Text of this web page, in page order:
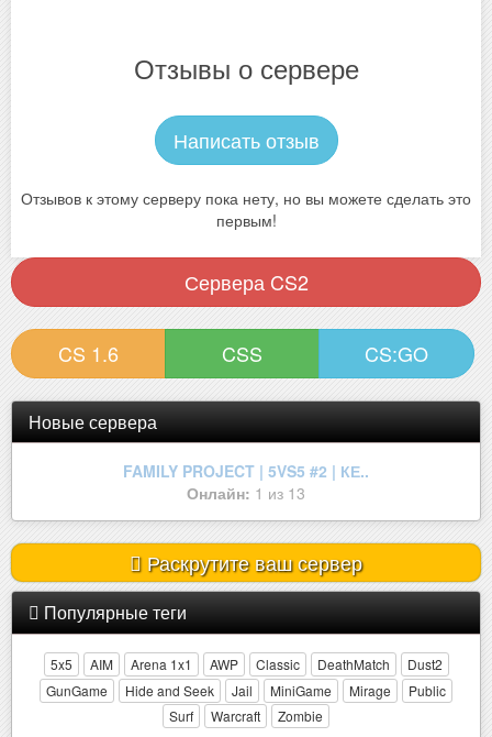
Отзывы о сервере
Написать отзыв
Отзывов к этому серверу пока нету, но вы можете сделать это
первым!
Сервера CS2
CS 1.6 CSS CS:GO
Новые сервера
| ROSEMARY | ONLY MIRAGE | !W..
Онлайн: 2 из 32
Раскрутите ваш сервер
Популярные теги
5x5 AIM Arena 1x1 AWP Classic DeathMatch
Dust2
GunGame
Hide and Seek Jail MiniGame Mirage
Public
Surf
Warcraft Zombie